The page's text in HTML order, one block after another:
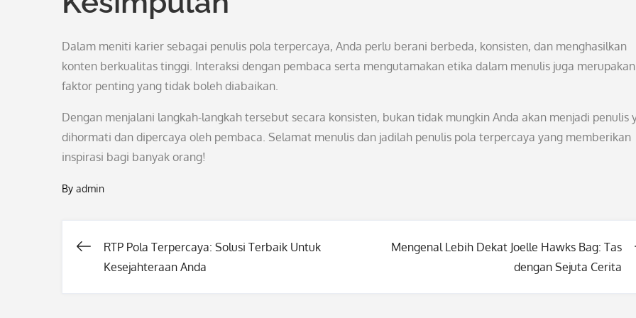
Dalam meniti karier sebagai penulis pola terpercaya, Anda perlu berani berbeda, konsisten, dan menghasilkan
konten berkualitas tinggi. Interaksi dengan pembaca serta mengutamakan etika dalam menulis juga merupakan
faktor penting yang tidak boleh diabaikan.
Dengan menjalani langkah-langkah tersebut secara konsisten, bukan tidak mungkin Anda akan menjadi penulis
dihormati dan dipercaya oleh pembaca. Selamat menulis dan jadilah penulis pola terpercaya yang memberikan
inspirasi bagi banyak orang!
By admin
Post
RTP Pola Terpercaya: Solusi Terbaik Untuk
Kesejahteraan Anda
Mengenal Lebih Dekat Joelle Hawks Bag: Tas
dengan Sejuta Cerita